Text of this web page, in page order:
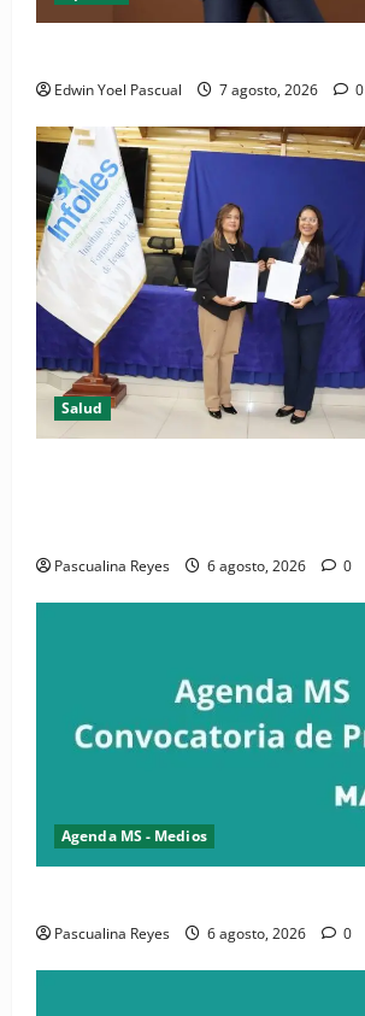
Edwin Yoel Pascual 7 agosto, 2026 0
Salud
Pascualina Reyes 6 agosto, 2026 0
Agenda MS - Medios
Pascualina Reyes 6 agosto, 2026 0